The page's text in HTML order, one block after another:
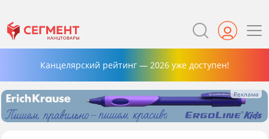
Канцелярский рейтинг — 2026 уже доступен!